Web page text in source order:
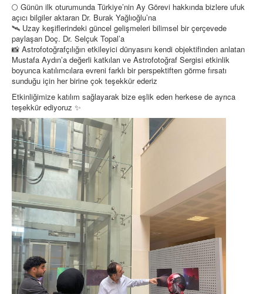
🌕 Günün ilk oturumunda Türkiye’nin Ay Görevi hakkında bizlere ufuk
açıcı bilgiler aktaran Dr. Burak Yağlıoğlu’na
🛰️ Uzay keşiflerindeki güncel gelişmeleri bilimsel bir çerçevede
paylaşan Doç. Dr. Selçuk Topal’a
📸 Astrofotoğrafçılığın etkileyici dünyasını kendi objektifinden anlatan
Mustafa Aydın’a değerli katkıları ve Astrofotoğraf Sergisi etkinlik
boyunca katılımcılara evreni farklı bir perspektiften görme fırsatı
sunduğu için her birine çok teşekkür ederiz
Etkinliğimize katılım sağlayarak bize eşlik eden herkese de ayrıca
teşekkür ediyoruz ✨